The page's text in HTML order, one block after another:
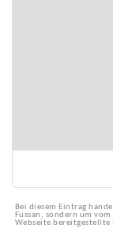
Bei diesem Eintrag
Fussan, sondern um
Webseite